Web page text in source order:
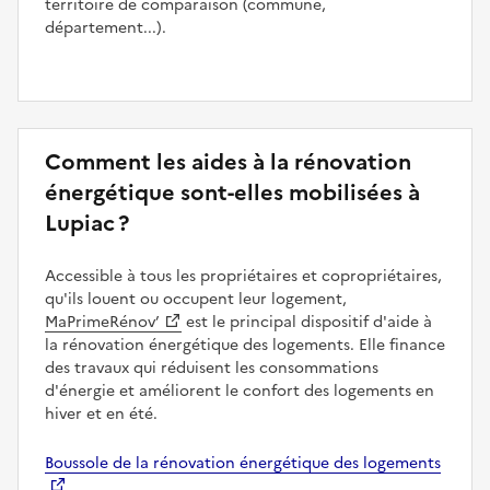
département...).
Comment les aides à la rénovation
énergétique sont-elles mobilisées à
Lupiac ?
Accessible à tous les propriétaires et copropriétaires,
qu'ils louent ou occupent leur logement,
MaPrimeRénov’
est le principal dispositif d'aide à
la rénovation énergétique des logements. Elle finance
des travaux qui réduisent les consommations
d'énergie et améliorent le confort des logements en
hiver et en été.
Boussole de la rénovation énergétique des logements